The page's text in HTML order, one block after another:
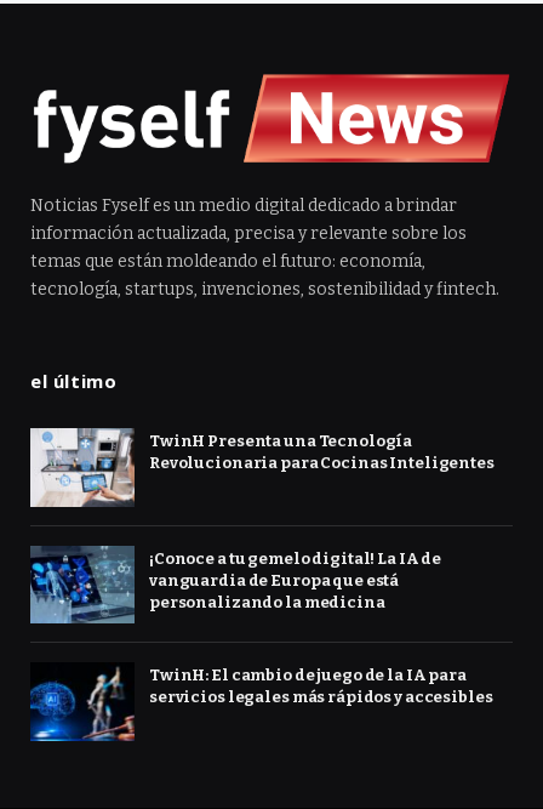
Noticias Fyself es un medio digital dedicado a brindar
información actualizada, precisa y relevante sobre los
temas que están moldeando el futuro: economía,
tecnología, startups, invenciones, sostenibilidad y fintech.
el último
TwinH Presenta una Tecnología
Revolucionaria para Cocinas Inteligentes
¡Conoce a tu gemelo digital! La IA de
vanguardia de Europa que está
personalizando la medicina
TwinH: El cambio de juego de la IA para
servicios legales más rápidos y accesibles